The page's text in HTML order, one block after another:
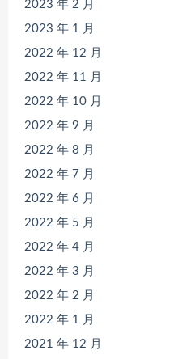
2023 年 2 月
2023 年 1 月
2022 年 12 月
2022 年 11 月
2022 年 10 月
2022 年 9 月
2022 年 8 月
2022 年 7 月
2022 年 6 月
2022 年 5 月
2022 年 4 月
2022 年 3 月
2022 年 2 月
2022 年 1 月
2021 年 12 月